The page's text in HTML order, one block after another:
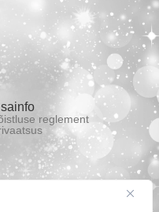
reglement